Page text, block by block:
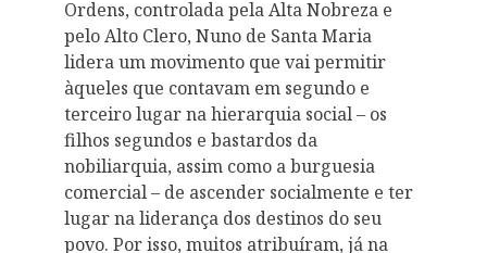
Ordens, controlada pela Alta Nobreza e
pelo Alto Clero, Nuno de Santa Maria
lidera um movimento que vai permitir
àqueles que contavam em segundo e
terceiro lugar na hierarquia social – os
filhos segundos e bastardos da
nobiliarquia, assim como a burguesia
comercial – de ascender socialmente e ter
lugar na liderança dos destinos do seu
povo. Por isso, muitos atribuíram, já na